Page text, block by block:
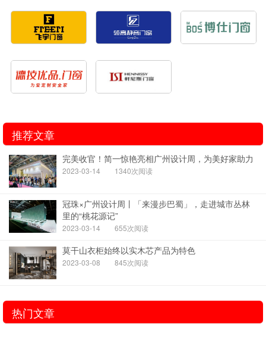
推荐文章
完美收官！简一惊艳亮相广州设计周，为美好家助力
2023-03-14 1340次阅读
冠珠×广州设计周丨「来漫步巴蜀」，走进城市丛林
里的“桃花源记”
2023-03-14 655次阅读
莫干山衣柜始终以实木芯产品为特色
2023-03-08 845次阅读
热门文章